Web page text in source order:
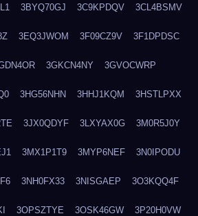
3BYQ70GJ 3C9KPDQV 3CL4BSMV
3EQ3JWOM 3F09CZ9V 3F1DPDSC
3GKCN4NY 3GVOCWRP
3HG56NHN 3HHJ1KQM 3HSTLPXX
3JX0QDYF 3LXYAX0G 3M0R5J0Y
3MX1P1T9 3MYP6NEF 3N0IPODU
3NH0FX33 3NISGAEP 3O3KQQ4F
3OPSZTYE 3OSK46GW 3P20H0VW